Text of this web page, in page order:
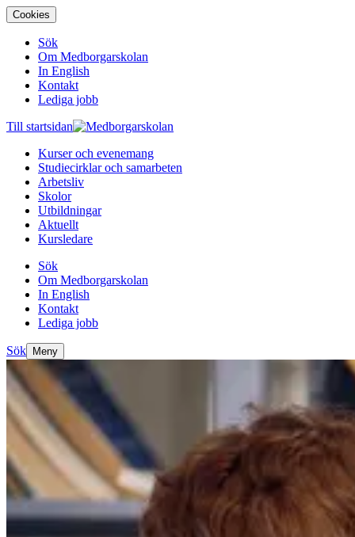
Cookies
Sök
Om Medborgarskolan
In English
Kontakt
Lediga jobb
Till startsidan
Kurser och evenemang
Studiecirklar och samarbeten
Arbetsliv
Skolor
Utbildningar
Aktuellt
Kursledare
Sök
Om Medborgarskolan
In English
Kontakt
Lediga jobb
Sök Meny